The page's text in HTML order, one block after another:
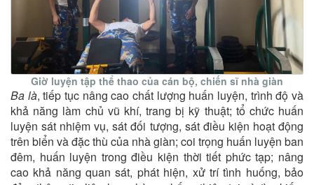
Giờ luyện tập thể thao của cán bộ, chiến sĩ nhà giàn
Ba là, tiếp tục nâng cao chất lượng huấn luyện, trình độ và
khả năng làm chủ vũ khí, trang bị kỹ thuật; tổ chức huấn
luyện sát nhiệm vụ, sát đối tượng, sát điều kiện hoạt động
trên biển và đặc thù của nhà giàn; coi trọng huấn luyện ban
đêm, huấn luyện trong điều kiện thời tiết phức tạp; nâng
cao khả năng quan sát, phát hiện, xử trí tình huống, bảo